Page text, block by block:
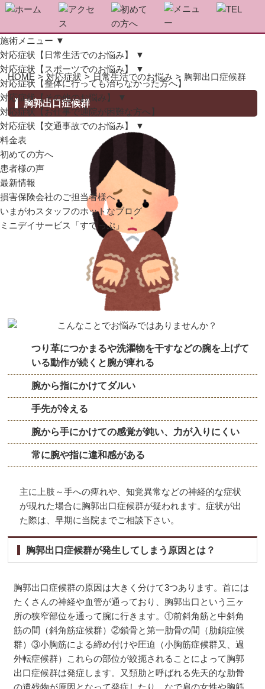
施術メニュー ▼
対応症状【日常生活でのお悩み】
▼
対応症状【スポーツでのお悩み】
▼
対応症状【整体に行っても治らなかった方へ】
対応症状【その他のお悩み】
▼
対応症状【お仕事で通院が困難な方へ】
対応症状【交通事故でのお悩み】
▼
料金表
初めての方へ
患者様の声
最新情報
損害保険会社のご担当者様へ
いまがわスタッフのホットなブログ
ミニデイサービス「すてっぷ」
HOME > 対応症状 > 日常生活でのお悩み > 胸郭出口症候群
胸郭出口症候群
つり革につかまるや洗濯物を干すなどの腕を上げて
いる動作が続くと腕が痺れる
腕から指にかけてダルい
手先が冷える
腕から手にかけての感覚が鈍い、力が入りにくい
常に腕や指に違和感がある
主に上肢～手への痺れや、知覚異常などの神経的な症状
が現れた場合に胸郭出口症候群が疑われます。症状が出
た際は、早期に当院までご相談下さい。
胸郭出口症候群が発生してしまう原因とは？
胸郭出口症候群の原因は大きく分けて3つあります。首には
たくさんの神経や血管が通っており、胸郭出口という三ヶ
所の狭窄部位を通って腕に行きます。①前斜角筋と中斜角
筋の間（斜角筋症候群）②鎖骨と第一肋骨の間（肋鎖症候
群）③小胸筋による締め付けや圧迫（小胸筋症候群又、過
外転症候群）これらの部位が絞扼されることによって胸郭
出口症候群は発症します。又頚肋と呼ばれる先天的な肋骨
の遺残物が原因となって発症したり、なで肩の女性や胸筋